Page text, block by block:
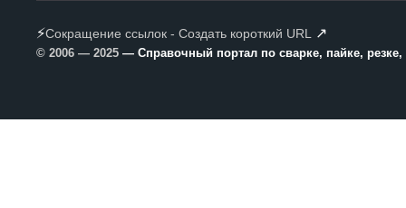
⚡Сокращение ссылок - Создать короткий URL ↗
© 2006 — 2025 — Справочный портал по сварке, пайке,